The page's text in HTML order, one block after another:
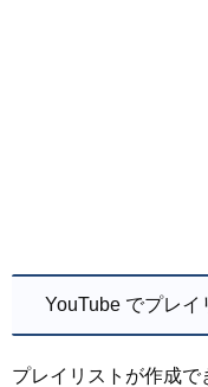
YouTube でプレ
プレイリストが作成